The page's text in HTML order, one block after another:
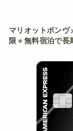
マリオットボンヴ
限＋無料宿泊で長